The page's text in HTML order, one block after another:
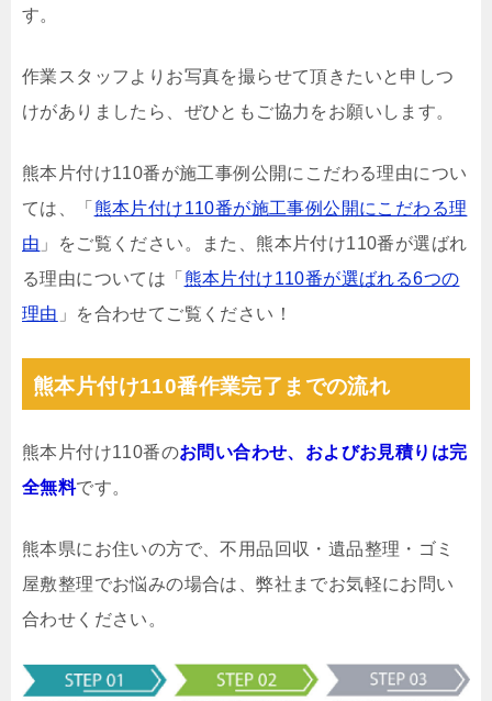
す。
作業スタッフよりお写真を撮らせて頂きたいと申しつ
けがありましたら、ぜひともご協力をお願いします。
熊本片付け110番が施工事例公開にこだわる理由につい
ては、「 熊本片付け110番が施工事例公開にこだわる理
由 」をご覧ください。また、熊本片付け110番が選ばれ
る理由については「 熊本片付け110番が選ばれる6つの
理由 」を合わせてご覧ください！
熊本片付け110番作業完了までの流れ
熊本片付け110番のお問い合わせ、およびお見積りは完
全無料です。
熊本県にお住いの方で、不用品回収・遺品整理・ゴミ
屋敷整理でお悩みの場合は、弊社までお気軽にお問い
合わせください。